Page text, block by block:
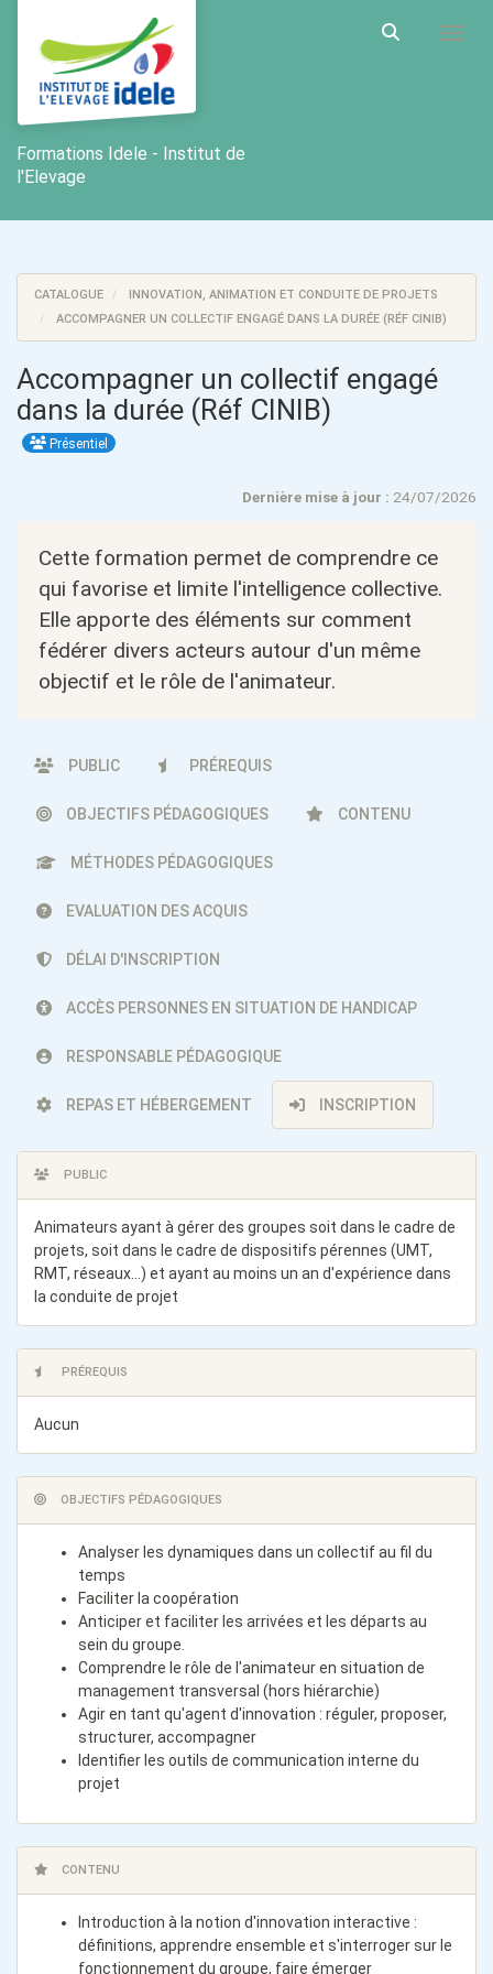
Aller au menu principal
Aller au contenu principal
Personnaliser l'interface
Formations Idele - Institut de
l'Elevage
CATALOGUE
INNOVATION, ANIMATION ET CONDUITE DE PROJETS
ACCOMPAGNER UN COLLECTIF ENGAGÉ DANS LA DURÉE (RÉF CINIB)
Accompagner un collectif engagé
dans la durée (Réf CINIB)
Présentiel
Dernière mise à jour : 24/07/2026
Cette formation permet de comprendre ce
qui favorise et limite l'intelligence collective.
Elle apporte des éléments sur comment
fédérer divers acteurs autour d'un même
objectif et le rôle de l'animateur.
PUBLIC PRÉREQUIS
OBJECTIFS PÉDAGOGIQUES CONTENU
MÉTHODES PÉDAGOGIQUES
EVALUATION DES ACQUIS
DÉLAI D'INSCRIPTION
ACCÈS PERSONNES EN SITUATION DE HANDICAP
RESPONSABLE PÉDAGOGIQUE
REPAS ET HÉBERGEMENT INSCRIPTION
PUBLIC
Animateurs ayant à gérer des groupes soit dans le cadre de
projets, soit dans le cadre de dispositifs pérennes (UMT,
RMT, réseaux...) et ayant au moins un an d'expérience dans
la conduite de projet
PRÉREQUIS
Aucun
OBJECTIFS PÉDAGOGIQUES
Analyser les dynamiques dans un collectif au fil du
temps
Faciliter la coopération
Anticiper et faciliter les arrivées et les départs au
sein du groupe.
Comprendre le rôle de l'animateur en situation de
management transversal (hors hiérarchie)
Agir en tant qu'agent d'innovation : réguler, proposer,
structurer, accompagner
Identifier les outils de communication interne du
projet
CONTENU
Introduction à la notion d'innovation interactive :
définitions, apprendre ensemble et s'interroger sur le
fonctionnement du groupe, faire émerger